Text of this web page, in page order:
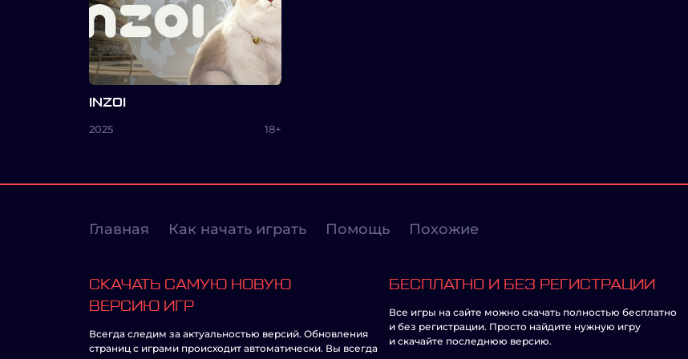
INZOI
2025 18+
Главная Как начать играть Помощь Похожие
СКАЧАТЬ САМУЮ НОВУЮ
ВЕРСИЮ ИГР
Всегда следим за актуальностью версий. Обновления
страниц с играми происходит автоматически. Вы всегда
БЕСПЛАТНО И БЕЗ РЕГИСТРАЦИИ
Все игры на сайте можно скачать полностью бесплатно
и без регистрации. Просто найдите нужную игру
и скачайте последнюю версию.